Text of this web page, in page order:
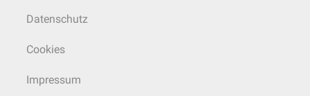
Datenschutz
Cookies
Impressum